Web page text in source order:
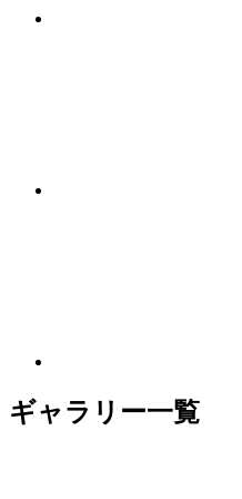
ギャラリー一覧